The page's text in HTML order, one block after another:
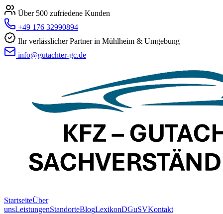
Über 500 zufriedene Kunden
+49 176 32990894
Ihr verlässlicher Partner in Mühlheim & Umgebung
info@gutachter-gc.de
StartseiteÜber
unsLeistungenStandorteBlogLexikonDGuSVKontakt